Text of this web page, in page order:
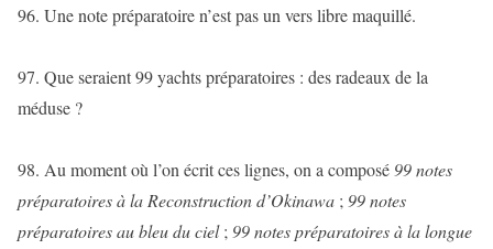
96. Une note préparatoire n’est pas un vers libre maquillé.
97. Que seraient 99 yachts préparatoires : des radeaux de la
méduse ?
98. Au moment où l’on écrit ces lignes, on a composé 99 notes
préparatoires à la Reconstruction d’Okinawa ; 99 notes
préparatoires au bleu du ciel; 99 notes préparatoires à la longue